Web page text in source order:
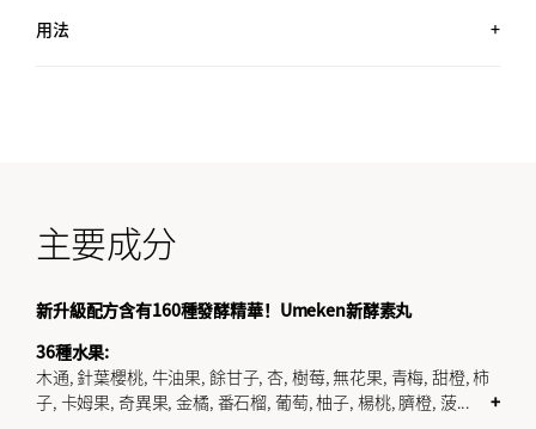
用法
主要成分
新升級配方含有160種發酵精華！Umeken新酵素丸
36種水果:
木通, 針葉櫻桃, 牛油果, 餘甘子, 杏, 樹莓, 無花果, 青梅, 甜橙, 柿
子, 卡姆果, 奇異果, 金橘, 番石榴, 葡萄, 柚子, 楊桃, 臍橙, 菠...
+